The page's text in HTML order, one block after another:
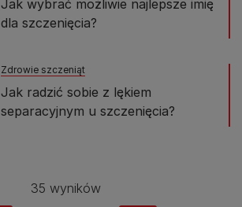
Jak wybrać możliwie najlepsze imię
dla szczenięcia?
Zdrowie szczeniąt
Jak radzić sobie z lękiem
separacyjnym u szczenięcia?
35 wyników